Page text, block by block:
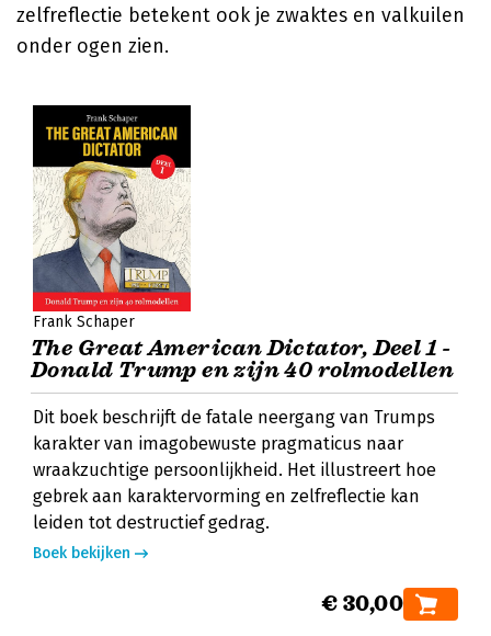
zelfreflectie betekent ook je zwaktes en valkuilen
onder ogen zien.
Frank Schaper
The Great American Dictator, Deel 1 -
Donald Trump en zijn 40 rolmodellen
Dit boek beschrijft de fatale neergang van Trumps
karakter van imagobewuste pragmaticus naar
wraakzuchtige persoonlijkheid. Het illustreert hoe
gebrek aan karaktervorming en zelfreflectie kan
leiden tot destructief gedrag.
Boek bekijken
€ 30,00